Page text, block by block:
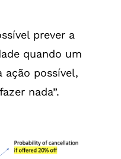
prever a
quando um
ação possível,
nada”.